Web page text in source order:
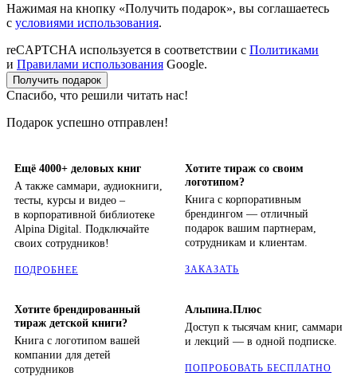
Нажимая на кнопку «Получить подарок», вы соглашаетесь
с условиями использования.
reCAPTCHA используется в соответствии с Политиками
и Правилами использования Google.
Получить подарок
Спасибо, что решили читать нас!
Подарок успешно отправлен!
Ещё 4000+ деловых книг
А также саммари, аудиокниги,
тесты, курсы и видео –
в корпоративной библиотеке
Alpina Digital. Подключайте
своих сотрудников!
ПОДРОБНЕЕ
Хотите тираж со своим
логотипом?
Книга с корпоративным
брендингом — отличный
подарок вашим партнерам,
сотрудникам и клиентам.
ЗАКАЗАТЬ
Хотите брендированный
тираж детской книги?
Книга с логотипом вашей
компании для детей
сотрудников
Альпина.Плюс
Доступ к тысячам книг, саммари
и лекций — в одной подписке.
ПОПРОБОВАТЬ БЕСПЛАТНО